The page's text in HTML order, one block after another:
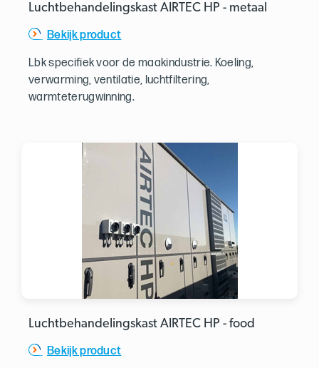
Luchtbehandelingskast AIRTEC HP - metaal
Bekijk product
Lbk specifiek voor de maakindustrie. Koeling,
verwarming, ventilatie, luchtfiltering,
warmteterugwinning.
Luchtbehandelingskast AIRTEC HP - food
Bekijk product